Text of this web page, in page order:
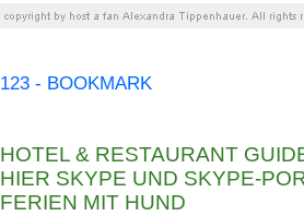
123 - BOOKMARK
HOTEL & RESTAURANT
HIER SKYPE UND SKYPE-
FERIEN MIT HUND